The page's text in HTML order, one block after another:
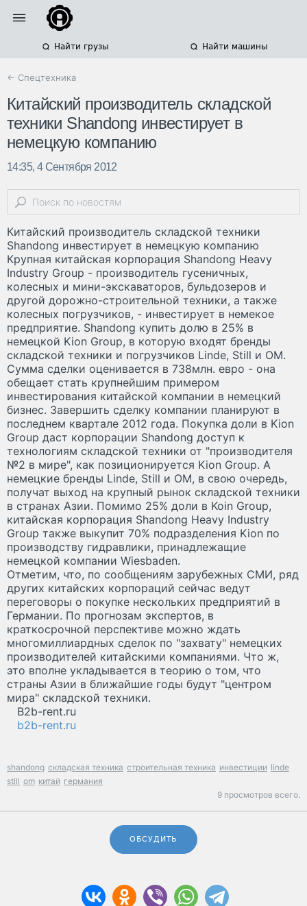
Найти грузы Найти машины
← Спецтехника
Китайский производитель складской
техники Shandong инвестирует в
немецкую компанию
14:35, 4 Сентября 2012
Китайский производитель складской техники
Shandong инвестирует в немецкую компанию
Крупная китайская корпорация Shandong Heavy
Industry Group - производитель гусеничных,
колесных и мини-экскаваторов, бульдозеров и
другой дорожно-строительной техники, а также
колесных погрузчиков, - инвестирует в немекое
предприятие. Shandong купить долю в 25% в
немецкой Kion Group, в которую входят бренды
складской техники и погрузчиков Linde, Still и OM.
Сумма сделки оценивается в 738млн. евро - она
обещает стать крупнейшим примером
инвестирования китайской компании в немецкий
бизнес. Завершить сделку компании планируют в
последнем квартале 2012 года. Покупка доли в Kion
Group даст корпорации Shandong доступ к
технологиям складской техники от "производителя
№2 в мире", как позиционируется Kion Group. А
немецкие бренды Linde, Still и OM, в свою очередь,
получат выход на крупный рынок складской техники
в странах Азии. Помимо 25% доли в Koin Group,
китайская корпорация Shandong Heavy Industry
Group также выкупит 70% подразделения Kion по
производству гидравлики, принадлежащие
немецкой компании Wiesbaden.
Отметим, что, по сообщениям зарубежных СМИ, ряд
других китайских корпораций сейчас ведут
переговоры о покупке нескольких предприятий в
Германии. По прогнозам экспертов, в
краткосрочной перспективе можно ждать
многомиллиардных сделок по "захвату" немецких
производителей китайскими компаниями. Что ж,
это вполне укладывается в теорию о том, что
страны Азии в ближайшие годы будут "центром
мира" складской техники.
B2b-rent.ru
b2b-rent.ru
shandong складская техника строительная техника инвестиции linde
still om китай германия
9 просмотров всего.
ОБСУДИТЬ